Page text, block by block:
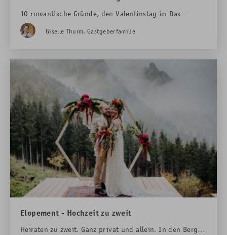
10 romantische Gründe, den Valentinstag im Das
Rübezahl zu verbringen!!!
Auszeit
Giselle Thurm, Gastgeberfamilie
Elopement - Hochzeit zu zweit
Heiraten zu zweit. Ganz privat und allein. In den Bergen